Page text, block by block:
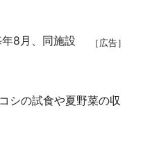
［広告］
8月、同施設
シの試食や夏野菜の収